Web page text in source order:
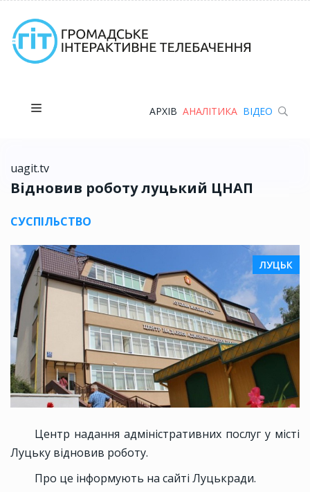
АРХІВ АНАЛІТИКА ВІДЕО
uagit.tv
Відновив роботу луцький ЦНАП
СУСПІЛЬСТВО
ЛУЦЬК
Центр надання адміністративних послуг у місті
Луцьку відновив роботу.
Про це інформують на сайті Луцькради.